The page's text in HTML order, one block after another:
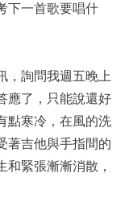
下一首歌要唱什
，詢問我週五晚上
應了，只能說還好
點寒冷，在風的洗
著吉他與手指間的
緊張漸漸消散，